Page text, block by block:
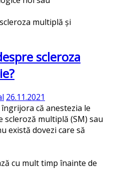
scleroza
26.11.2021
că anestezia le
multiplă (SM) sau
există dovezi care să